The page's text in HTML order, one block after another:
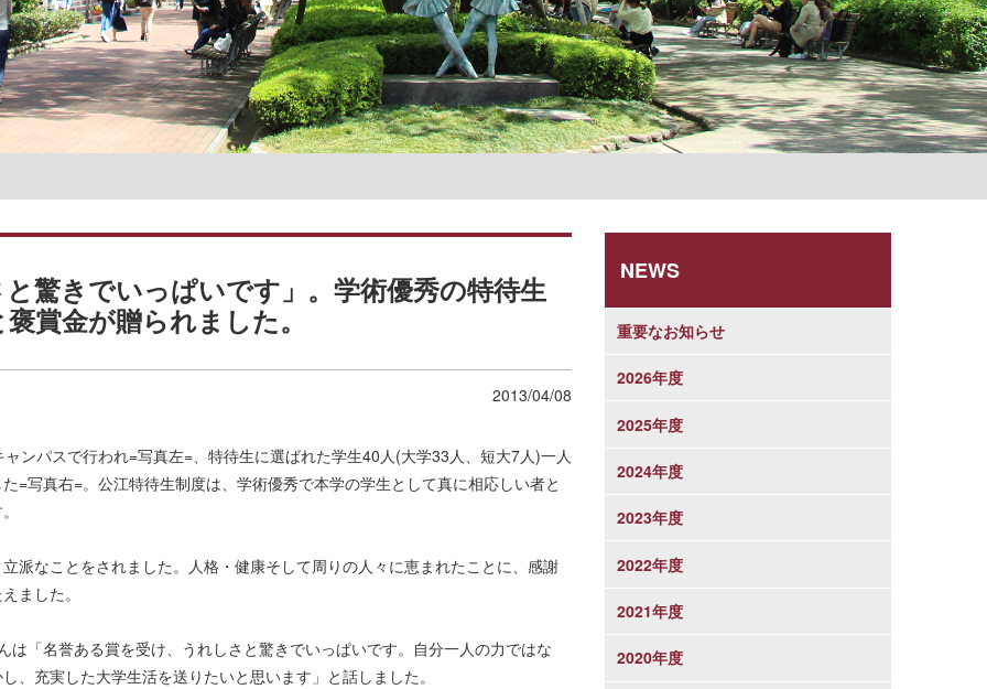
教員一覧
名誉教授一覧
学則
驚きでいっぱいです」。学術優秀の特待生
賞金が贈られました。
2013/04/08
パスで行われ=写真左=、特待生に選ばれた学生40人(大学33人、短大7人)一人
=写真右=。公江特待生制度は、学術優秀で本学の学生として真に相応しい者と
なことをされました。人格・健康そして周りの人々に恵まれたことに、感謝
ました。
「名誉ある賞を受け、うれしさと驚きでいっぱいです。自分一人の力ではな
、充実した大学生活を送りたいと思います」と話しました。
NEWS
重要なお知らせ
2026年度
2025年度
2024年度
2023年度
2022年度
2021年度
2020年度